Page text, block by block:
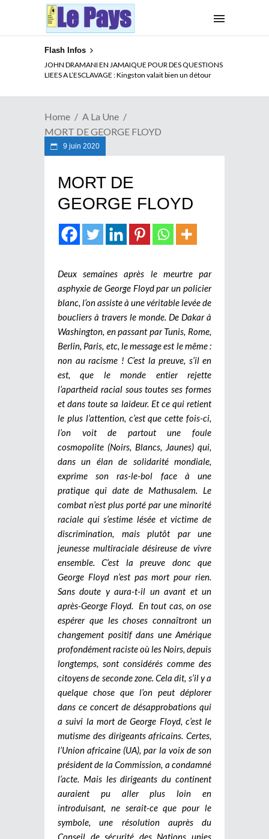
Flash Infos
JOHN DRAMANI EN JAMAIQUE POUR DES QUESTIONS
LIEES A L’ESCLAVAGE : Kingston valait bien un détour
Home
A La Une
MORT DE GEORGE FLOYD
9 juin 2020
MORT DE
GEORGE FLOYD
Deux semaines après le meurtre par
asphyxie de George Floyd par un policier
blanc, l’on assiste à une véritable levée de
boucliers à travers le monde. De Dakar à
Washington, en passant par Tunis, Rome,
Berlin, Paris, etc, le message est le même :
non au racisme ! C’est la preuve, s’il en
est, que le monde entier rejette
l’apartheid racial sous toutes ses formes
et dans toute sa laideur. Et ce qui retient
le plus l’attention, c’est que cette fois-ci,
l’on voit de partout une foule
cosmopolite (Noirs, Blancs, Jaunes) qui,
dans un élan de solidarité mondiale,
exprime son ras-le-bol face à une
pratique qui date de Mathusalem. Le
combat n’est plus porté par une minorité
raciale qui s’estime lésée et victime de
discrimination, mais plutôt par une
jeunesse multiraciale désireuse de vivre
ensemble. C’est la preuve donc que
George Floyd n’est pas mort pour rien.
Sans doute y aura-t-il un avant et un
après-George Floyd. En tout cas, on ose
espérer que les choses connaîtront un
changement positif dans une Amérique
profondément raciste où les Noirs, depuis
longtemps, sont considérés comme des
citoyens de seconde zone. Cela dit, s’il y a
quelque chose que l’on peut déplorer
dans ce concert de désapprobations qui
a suivi la mort de George Floyd, c’est le
mutisme des dirigeants africains. Certes,
l’Union africaine (UA), par la voix de son
président de la Commission, a condamné
l’acte. Mais les dirigeants du continent
auraient pu aller plus loin en
introduisant, ne serait-ce que pour le
symbole, une résolution auprès du
Conseil de sécurité des Nations unies